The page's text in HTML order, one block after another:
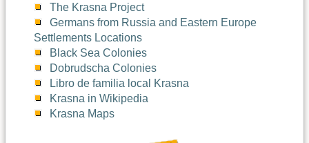
The Krasna Project
Germans from Russia and Eastern Europe
Settlements Locations
Black Sea Colonies
Dobrudscha Colonies
Libro de familia local Krasna
Krasna in Wikipedia
Krasna Maps